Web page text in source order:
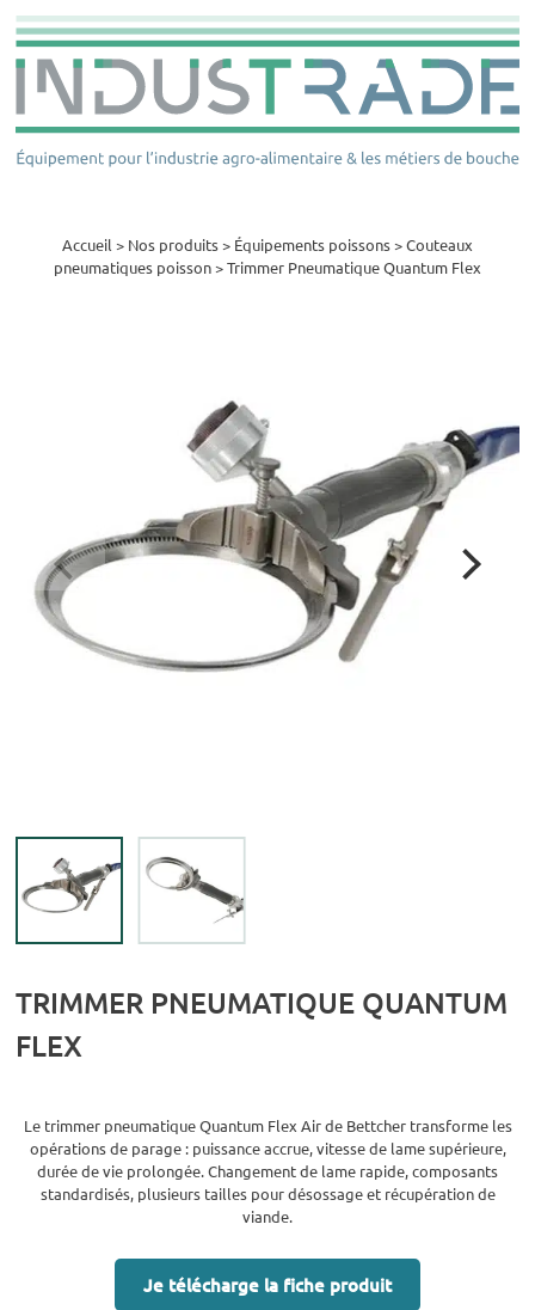
Accueil > Nos produits> Équipements poissons>Couteaux
pneumatiques poisson>Trimmer Pneumatique Quantum Flex
TRIMMER PNEUMATIQUE QUANTUM
FLEX
Le trimmer pneumatique Quantum Flex Air de Bettcher transforme les
opérations de parage : puissance accrue, vitesse de lame supérieure,
durée de vie prolongée. Changement de lame rapide, composants
standardisés, plusieurs tailles pour désossage et récupération de
viande.
Je télécharge la fiche produit